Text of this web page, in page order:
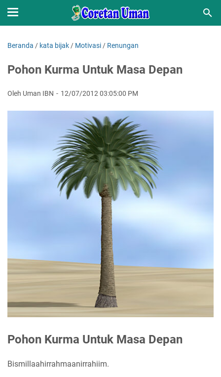
Beranda / kata bijak / Motivasi / Renungan
Pohon Kurma Untuk Masa Depan
Oleh Uman IBN 12/07/2012 03:05:00 PM
Pohon Kurma Untuk Masa Depan
Bismillaahirrahmaanirrahiim.